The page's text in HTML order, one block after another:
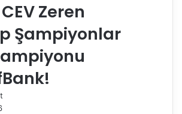
Zeren
Şampiyonlar